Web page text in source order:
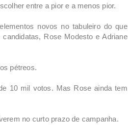
entre a pior e a menos pior.
novos no tabuleiro do que
Rose Modesto e Adriane
pétreos.
10 mil votos. Mas Rose ainda tem
no curto prazo de campanha.